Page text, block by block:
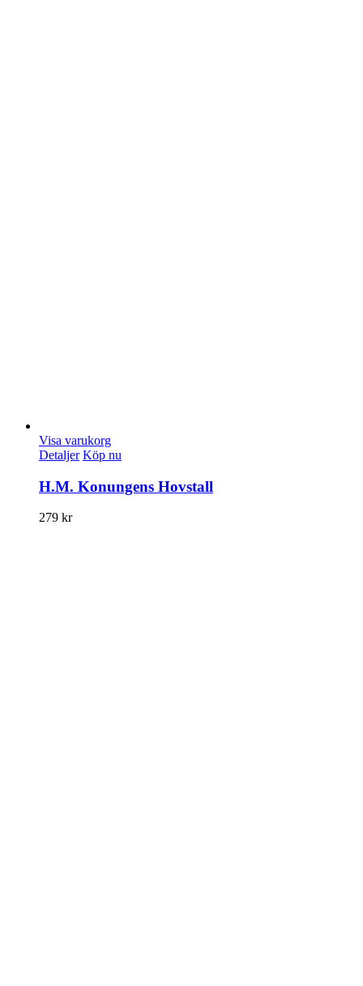
Visa varukorg
Detaljer Köp nu
H.M. Konungens Hovstall
279 kr